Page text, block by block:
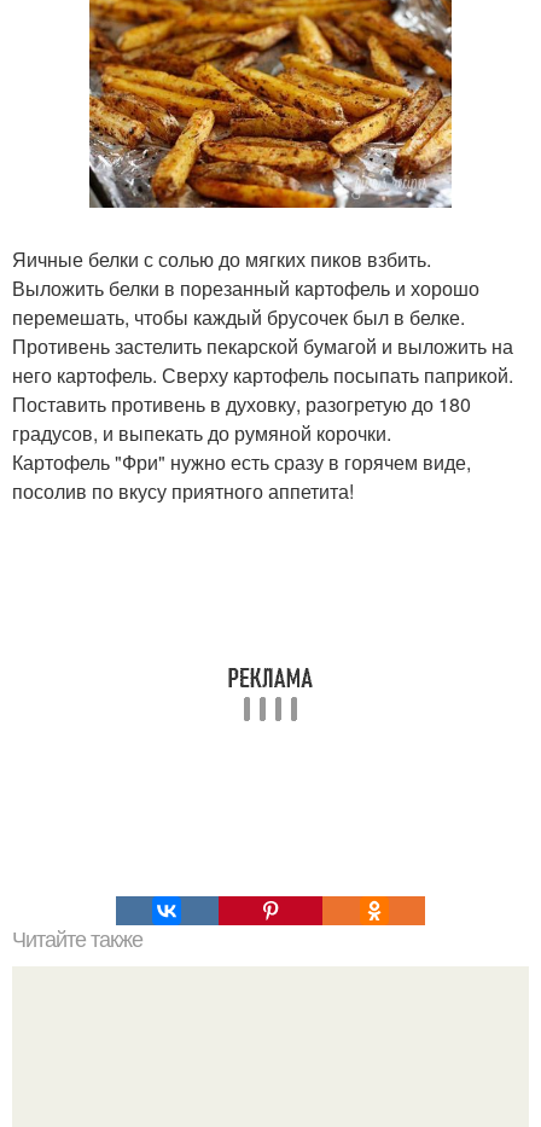
Яичные белки с солью до мягких пиков взбить.
Выложить белки в порезанный картофель и хорошо
перемешать, чтобы каждый брусочек был в белке.
Противень застелить пекарской бумагой и выложить на
него картофель. Сверху картофель посыпать паприкой.
Поставить противень в духовку, разогретую до 180
градусов, и выпекать до румяной корочки.
Картофель "Фри" нужно есть сразу в горячем виде,
посолив по вкусу приятного аппетита!
Читайте также